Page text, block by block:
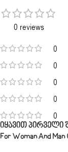
0 reviews
0
0
0
0
0
Იყავით Პირველი
For Woman And Man